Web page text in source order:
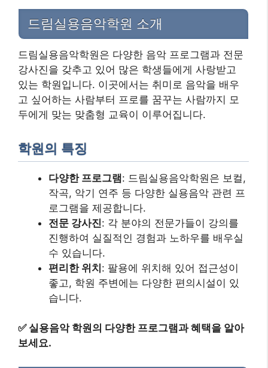
드림실용음악학원 소개
드림실용음악학원은 다양한 음악 프로그램과 전문
강사진을 갖추고 있어 많은 학생들에게 사랑받고
있는 학원입니다. 이곳에서는 취미로 음악을 배우
고 싶어하는 사람부터 프로를 꿈꾸는 사람까지 모
두에게 맞는 맞춤형 교육이 이루어집니다.
학원의 특징
다양한 프로그램: 드림실용음악학원은 보컬,
작곡, 악기 연주 등 다양한 실용음악 관련 프
로그램을 제공합니다.
전문 강사진: 각 분야의 전문가들이 강의를
진행하여 실질적인 경험과 노하우를 배우실
수 있습니다.
편리한 위치: 팔용에 위치해 있어 접근성이
좋고, 학원 주변에는 다양한 편의시설이 있
습니다.
✅ 실용음악 학원의 다양한 프로그램과 혜택을 알아
보세요.